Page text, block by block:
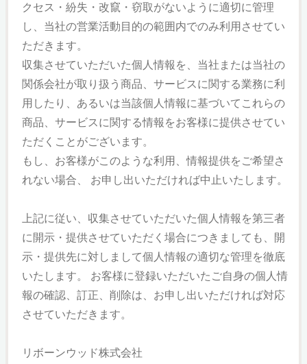
クセス・紛失・改竄・窃取がないように適切に管理
し、当社の営業活動目的の範囲内でのみ利用させてい
ただきます。
収集させていただいた個人情報を、当社または当社の
関係会社が取り扱う商品、サービスに関する業務に利
用したり、あるいは当該個人情報に基づいてこれらの
商品、サービスに関する情報をお客様に提供させてい
ただくことがございます。
もし、お客様がこのような利用、情報提供をご希望さ
れない場合、 お申し出いただければ中止いたします。
上記に従い、収集させていただいた個人情報を第三者
に開示・提供させていただく場合につきましても、開
示・提供先に対しまして個人情報の適切な管理を徹底
いたします。 お客様に登録いただいたご自身の個人情
報の確認、訂正、削除は、お申し出いただければ対応
させていただきます。
リボーンウッド株式会社